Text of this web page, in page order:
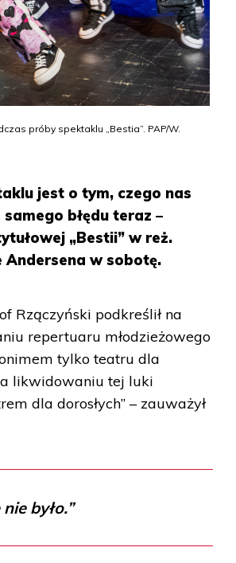
próby spektaklu „Bestia”. PAP/W.
jest o tym, czego nas
błędu teraz –
„Bestii” w reż.
w sobotę.
Rzączyński podkreślił na
repertuaru młodzieżowego
tylko teatru dla
likwidowaniu tej luki
dla dorosłych” – zauważył
było.”